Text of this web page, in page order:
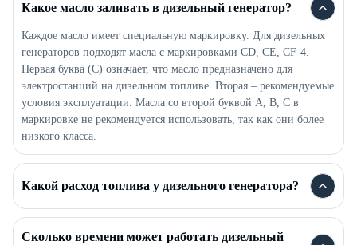
Какое масло заливать в дизельный генератор?
Каждое масло имеет специальную маркировку. Для дизельных
генераторов подходят масла с маркировками CD, CE, CF-4.
Первая буква (C) означает, что масло предназначено для
электростанций на дизельном топливе. Вторая – рекомендуемые
условия эксплуатации. Масла со второй буквой A, B, C в
маркировке не рекомендуется использовать, так как они более
низкого класса.
Какой расход топлива у дизельного генератора?
Сколько времени может работать дизельный